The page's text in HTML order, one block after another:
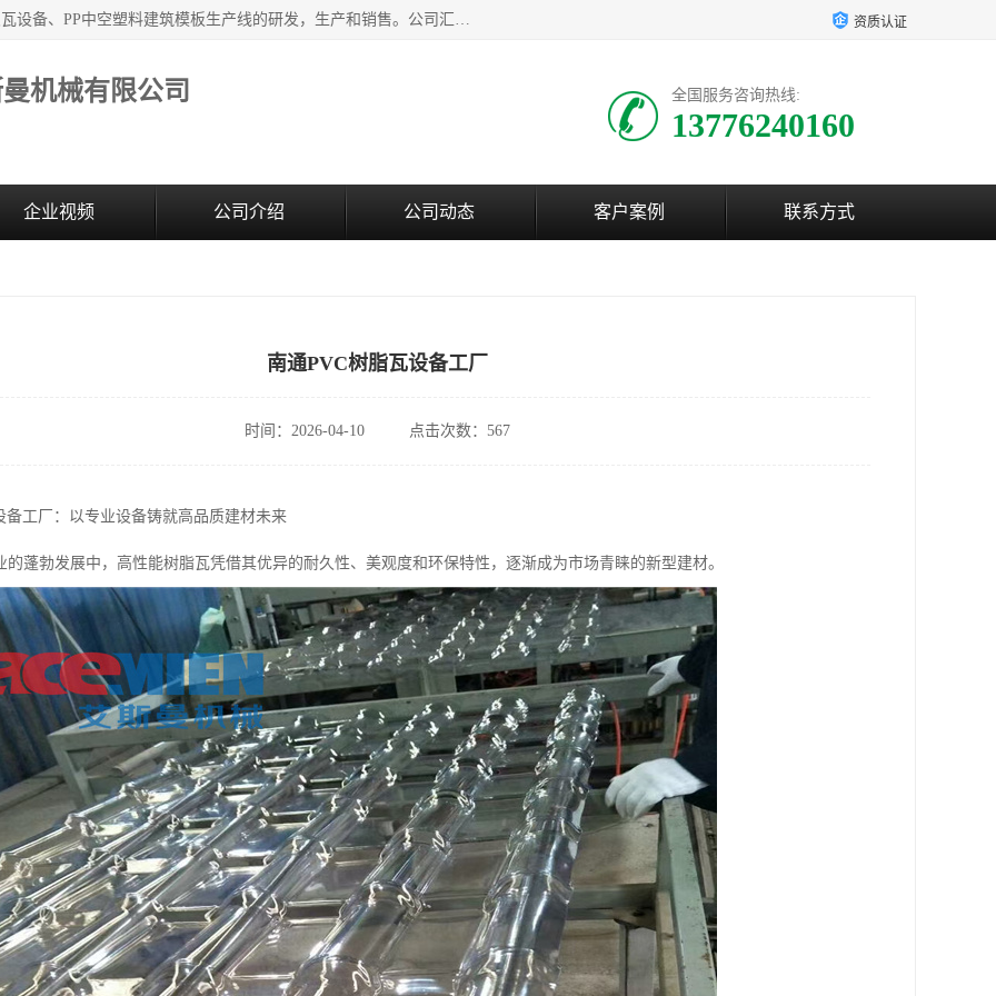
江苏艾斯曼机械有限公司，专注于合成树脂瓦设备和PVC波浪瓦设备、PP中空塑料建筑模板生产线的研发，生产和销售。公司汇集了一批专业技术领域的优秀人才，组成了以中青年科技精英为骨干的高素质科研队伍，在不断的产品研发实践中积累了丰富的产品设计经验和精深的理论知识。 资质认证
机械有限公司 全国服务咨询热线:
13776240160
企业视频 公司介绍 公司动态 客户案例 联系方式
南通PVC树脂瓦设备工厂
时间：2026-04-10 点击次数：567
备工厂：以专业设备铸就高品质建材未来
的蓬勃发展中，高性能树脂瓦凭借其优异的耐久性、美观度和环保特性，逐渐成为市场青睐的新型建材。